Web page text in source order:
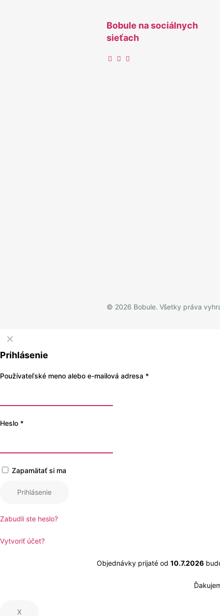
Bobule na sociálnych
sieťach
© 2026 Bobule. Všetky práva
✕
Prihlásenie
Používateľské meno alebo e-mailová adresa *
Heslo *
Zapamätať si ma
Prihlásenie
Zabudli ste heslo?
Vytvoriť účet?
Objednávky prijaté od 10.7.2026
X